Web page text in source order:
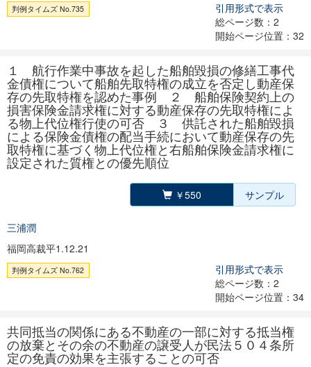
判例タイムズ No.735
引用形式で表示
総ページ数：2
開始ページ位置：32
１ 航行作業中事故を起した船舶毀損の修繕工事代
金債権について船舶先取特権の成立を否定し動産保
存の先取特権を認めた事例 ２ 船舶保険契約上の
損害保険金請求権に対する動産保存の先取特権によ
る物上代位権行使の可否 ３ 供託された船舶毀損
による保険金債権の配当手続において動産保存の先
取特権に基づく物上代位権と右船舶保険金請求権に
設定された質権との優先順位
￥550 サンプル
三浦潤
福岡高裁平1.12.21
判例タイムズ No.762
引用形式で表示
総ページ数：2
開始ページ位置：34
共同抵当の関係にある不動産の一部に対する抵当権
の放棄とその余の不動産の譲受人が民法５０４条所
定の免責の効果を主張することの可否